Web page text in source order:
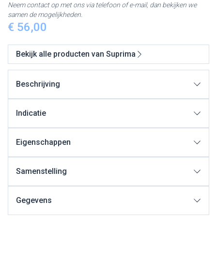
€ 56,00
Neem contact op met ons via telefoon of e-mail, dan bekijken we
samen de mogelijkheden.
Bekijk alle producten van Suprima
Beschrijving
Indicatie
Eigenschappen
Samenstelling
Gegevens